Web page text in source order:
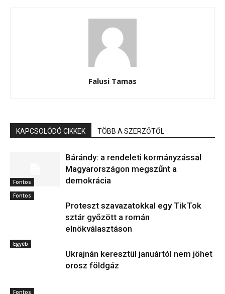
Falusi Tamas
KAPCSOLÓDÓ CIKKEK TÖBB A SZERZŐTŐL
Fontos
Bárándy: a rendeleti kormányzással
Magyarországon megszűnt a
demokrácia
Fontos
Proteszt szavazatokkal egy TikTok
sztár győzött a román
elnökválasztáson
Egyéb
Ukrajnán keresztül januártól nem jöhet
orosz földgáz
Fontos